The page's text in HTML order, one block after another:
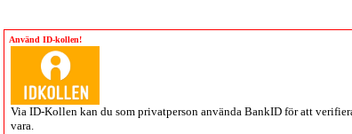
Använd ID-kollen!
Via ID-Kollen kan du som privatperson använda BankID för att
vara.